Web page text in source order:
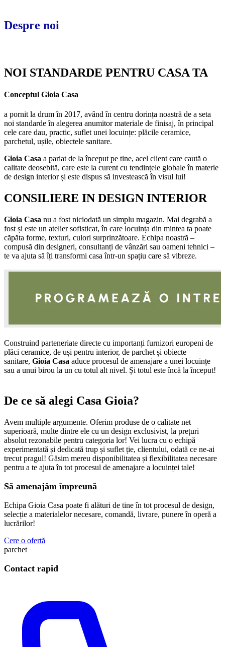
Despre noi
NOI STANDARDE PENTRU CASA TA
Conceptul Gioia Casa
a pornit la drum în 2017, având în centru dorința noastră de a seta
noi standarde în alegerea anumitor materiale de finisaj, în principal
cele care dau, practic, suflet unei locuințe: plăcile ceramice,
parchetul, ușile, obiectele sanitare.
Gioia Casa a pariat de la început pe tine, acel client care caută o
calitate deosebită, care este la curent cu tendințele globale în materie
de design interior și este dispus să investească în visul lui!
CONSILIERE IN DESIGN INTERIOR
Gioia Casa nu a fost niciodată un simplu magazin. Mai degrabă a
fost și este un atelier sofisticat, în care locuința din mintea ta poate
căpăta forme, texturi, culori surprinzătoare. Echipa noastră –
compusă din designeri, consultanți de vânzări sau oameni tehnici –
te va ajuta să îți transformi casa într-un spațiu care să vibreze.
Construind parteneriate directe cu importanți furnizori europeni de
plăci ceramice, de uși pentru interior, de parchet și obiecte
sanitare, Gioia Casa aduce procesul de amenajare a unei locuințe
sau a unui birou la un cu totul alt nivel. Și totul este încă la început!
De ce să alegi Casa Gioia?
Avem multiple argumente. Oferim produse de o calitate net
superioară, multe dintre ele cu un design exclusivist, la prețuri
absolut rezonabile pentru categoria lor! Vei lucra cu o echipă
experimentată și dedicată trup și suflet ție, clientului, odată ce ne-ai
trecut pragul! Găsim mereu disponibilitatea și flexibilitatea necesare
pentru a te ajuta în tot procesul de amenajare a locuinței tale!
Să amenajăm împreună
Echipa Gioia Casa poate fi alături de tine în tot procesul de design,
selecție a materialelor necesare, comandă, livrare, punere în operă a
lucrărilor!
Cere o ofertă
parchet
Contact rapid